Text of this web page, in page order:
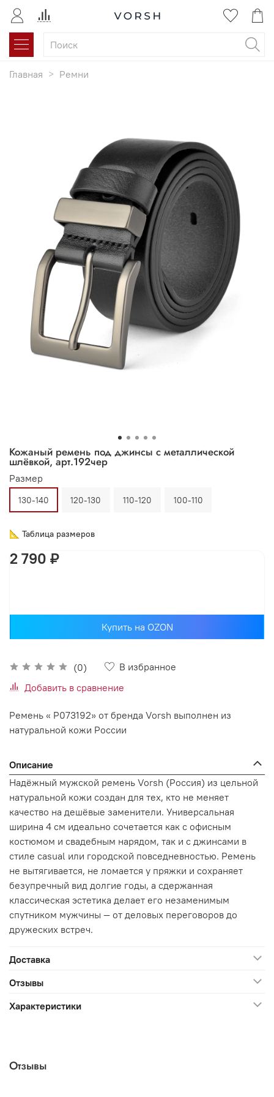
Главная Ремни
Кожаный ремень под джинсы с металлической
шлёвкой, арт.192чер
(0)
В избранное
Добавить в сравнение
Размер
130-140 120-130 110-120 100-110
📐 Таблица размеров
2 790 ₽
Купить на OZON
Ремень « Р073192» от бренда Vorsh выполнен из
натуральной кожи России
Описание
Надёжный мужской ремень Vorsh (Россия) из цельной
натуральной кожи создан для тех, кто не меняет
качество на дешёвые заменители. Универсальная
ширина 4 см идеально сочетается как с офисным
костюмом и свадебным нарядом, так и с джинсами в
стиле casual или городской повседневностью. Ремень
не вытягивается, не ломается у пряжки и сохраняет
безупречный вид долгие годы, а сдержанная
классическая эстетика делает его незаменимым
спутником мужчины — от деловых переговоров до
дружеских встреч.
Доставка
Отзывы
Характеристики
Отзывы